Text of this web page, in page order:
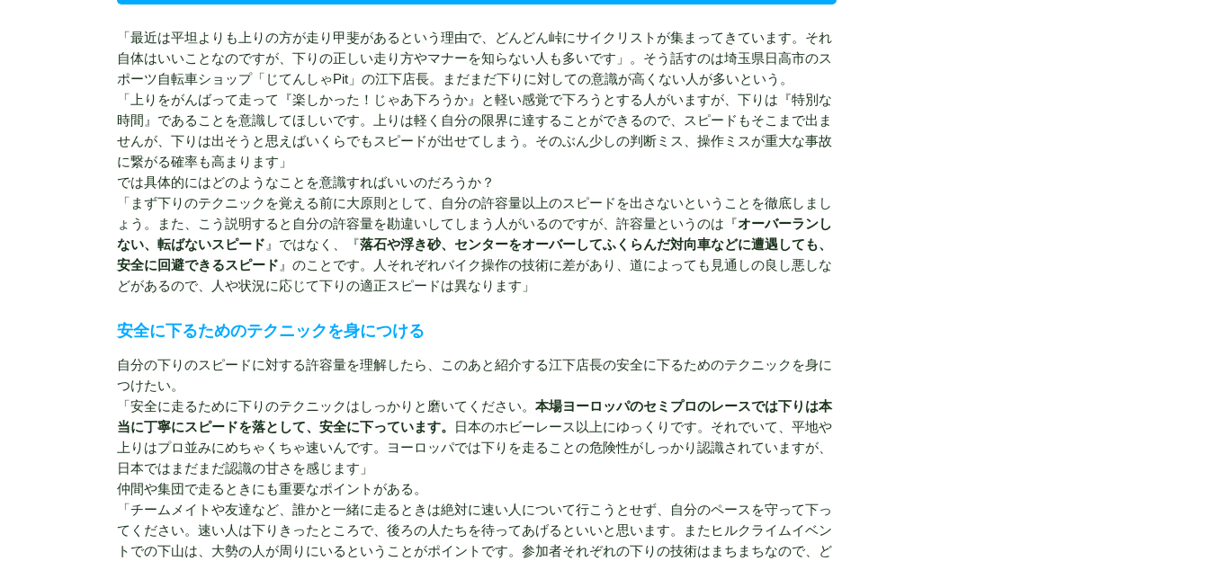
「最近は平坦よりも上りの方が走り甲斐があるという理由で、どんどん峠にサイクリストが集まってきています。それ
自体はいいことなのですが、下りの正しい走り方やマナーを知らない人も多いです」。そう話すのは埼玉県日高市のス
ポーツ自転車ショップ「じてんしゃPit」の江下店長。まだまだ下りに対しての意識が高くない人が多いという。
「上りをがんばって走って『楽しかった！じゃあ下ろうか』と軽い感覚で下ろうとする人がいますが、下りは『特別な
時間』であることを意識してほしいです。上りは軽く自分の限界に達することができるので、スピードもそこまで出ま
せんが、下りは出そうと思えばいくらでもスピードが出せてしまう。そのぶん少しの判断ミス、操作ミスが重大な事故
に繋がる確率も高まります」
では具体的にはどのようなことを意識すればいいのだろうか？
「まず下りのテクニックを覚える前に大原則として、自分の許容量以上のスピードを出さないということを徹底しまし
ょう。また、こう説明すると自分の許容量を勘違いしてしまう人がいるのですが、許容量というのは『オーバーランし
ない、転ばないスピード 』ではなく、『落石や浮き砂、センターをオーバーしてふくらんだ対向車などに遭遇しても、
安全に回避できるスピード 』のことです。人それぞれバイク操作の技術に差があり、道によっても見通しの良し悪しな
どがあるので、人や状況に応じて下りの適正スピードは異なります」
安全に下るためのテクニックを身につける
自分の下りのスピードに対する許容量を理解したら、このあと紹介する江下店長の安全に下るためのテクニックを身に
つけたい。
「安全に走るために下りのテクニックはしっかりと磨いてください。 本場ヨーロッパのセミプロのレースでは下りは本
当に丁寧にスピードを落として、安全に下っています。
日本のホビーレース以上にゆっくりです。それでいて、平地や
上りはプロ並みにめちゃくちゃ速いんです。ヨーロッパでは下りを走ることの危険性がしっかり認識されていますが、
日本ではまだまだ認識の甘さを感じます」
仲間や集団で走るときにも重要なポイントがある。
「チームメイトや友達など、誰かと一緒に走るときは絶対に速い人について行こうとせず、自分のペースを守って下っ
てください。速い人は下りきったところで、後ろの人たちを待ってあげるといいと思います。またヒルクライムイベン
トでの下山は、大勢の人が周りにいるということがポイントです。参加者それぞれの下りの技術はまちまちなので、ど